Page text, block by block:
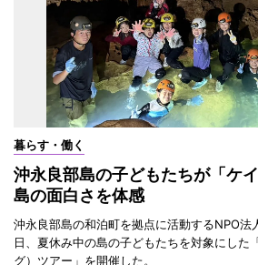
暮らす・働く
沖永良部島の子どもたちが「ケ
島の面白さを体感
沖永良部島の和泊町を拠点に活動するNPO法
日、夏休み中の島の子どもたちを対象にした
グ）ツアー」を開催した。